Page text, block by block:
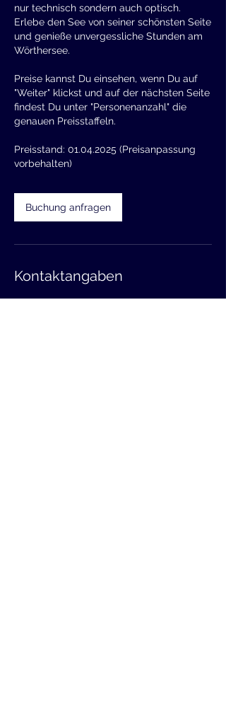
nur technisch sondern auch optisch.
Erlebe den See von seiner schönsten Seite
und genieße unvergessliche Stunden am
Wörthersee.
Preise kannst Du einsehen, wenn Du auf
"Weiter" klickst und auf der nächsten Seite
findest Du unter "Personenanzahl" die
genauen Preisstaffeln.
Preisstand: 01.04.2025 (Preisanpassung
vorbehalten)
Buchung anfragen
Kontaktangaben